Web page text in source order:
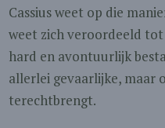
Cassius weet op die
weet zich veroordeeld
hard en avontuurlijk
allerlei gevaarlijke, maar
terechtbrengt.